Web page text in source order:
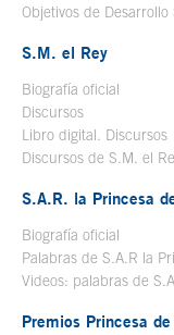
Objetivos de Desarrollo
S.M. el Rey
Biografía oficial
Discursos
Libro digital. Discursos
Discursos de S.M. el
S.A.R. la Princesa
Biografía oficial
Palabras de S.A.R la
Videos: palabras de
Premios Princesa